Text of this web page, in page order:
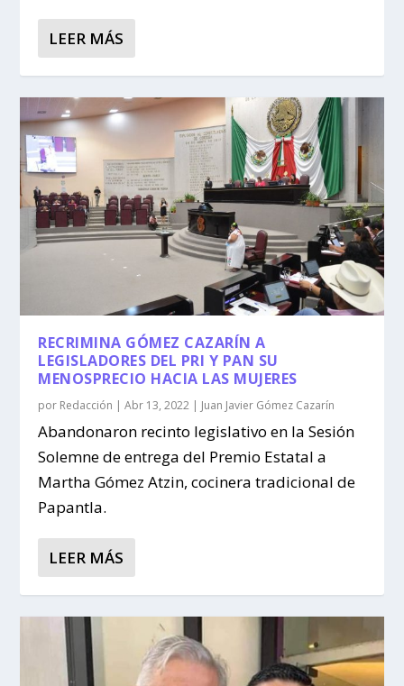
LEER MÁS
RECRIMINA GÓMEZ CAZARÍN A
LEGISLADORES DEL PRI Y PAN SU
MENOSPRECIO HACIA LAS MUJERES
por Redacción |Abr 13, 2022 | Juan Javier Gómez Cazarín
Abandonaron recinto legislativo en la Sesión
Solemne de entrega del Premio Estatal a
Martha Gómez Atzin, cocinera tradicional de
Papantla.
LEER MÁS